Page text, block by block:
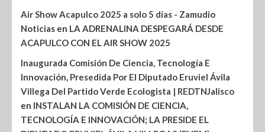
Air Show Acapulco 2025 a solo 5 días - Zamudio
Noticias en LA ADRENALINA DESPEGARÁ DESDE
ACAPULCO CON EL AIR SHOW 2025
Inaugurada Comisión De Ciencia, Tecnología E
Innovación, Presedida Por El Diputado Eruviel Ávila
Villega Del Partido Verde Ecologista | REDTNJalisco
en INSTALAN LA COMISIÓN DE CIENCIA,
TECNOLOGÍA E INNOVACIÓN; LA PRESIDE EL